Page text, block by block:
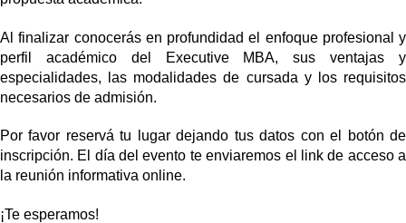
Al finalizar conocerás en profundidad el enfoque profesional y
perfil académico del Executive MBA, sus ventajas y
especialidades, las modalidades de cursada y los requisitos
necesarios de admisión.
Por favor reservá tu lugar dejando tus datos con el botón de
inscripción. El día del evento te enviaremos el link de acceso a
la reunión informativa online.
¡Te esperamos!